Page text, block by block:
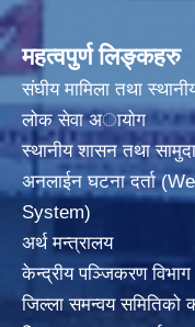
महत्वपुर्ण लिङ्कहरु
संघीय मामिला तथा
लोक सेवा अायाेग
स्थानीय शासन तथा
अनलाईन घटना दर्ता
System)
अर्थ मन्त्रालय
केन्द्रीय पञ्जिकरण विभाग
जिल्ला समन्वय समितिको